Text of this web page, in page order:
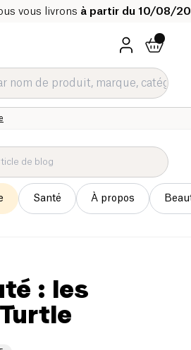
vous livrons à partir du 10/08/
Santé À propos
: les